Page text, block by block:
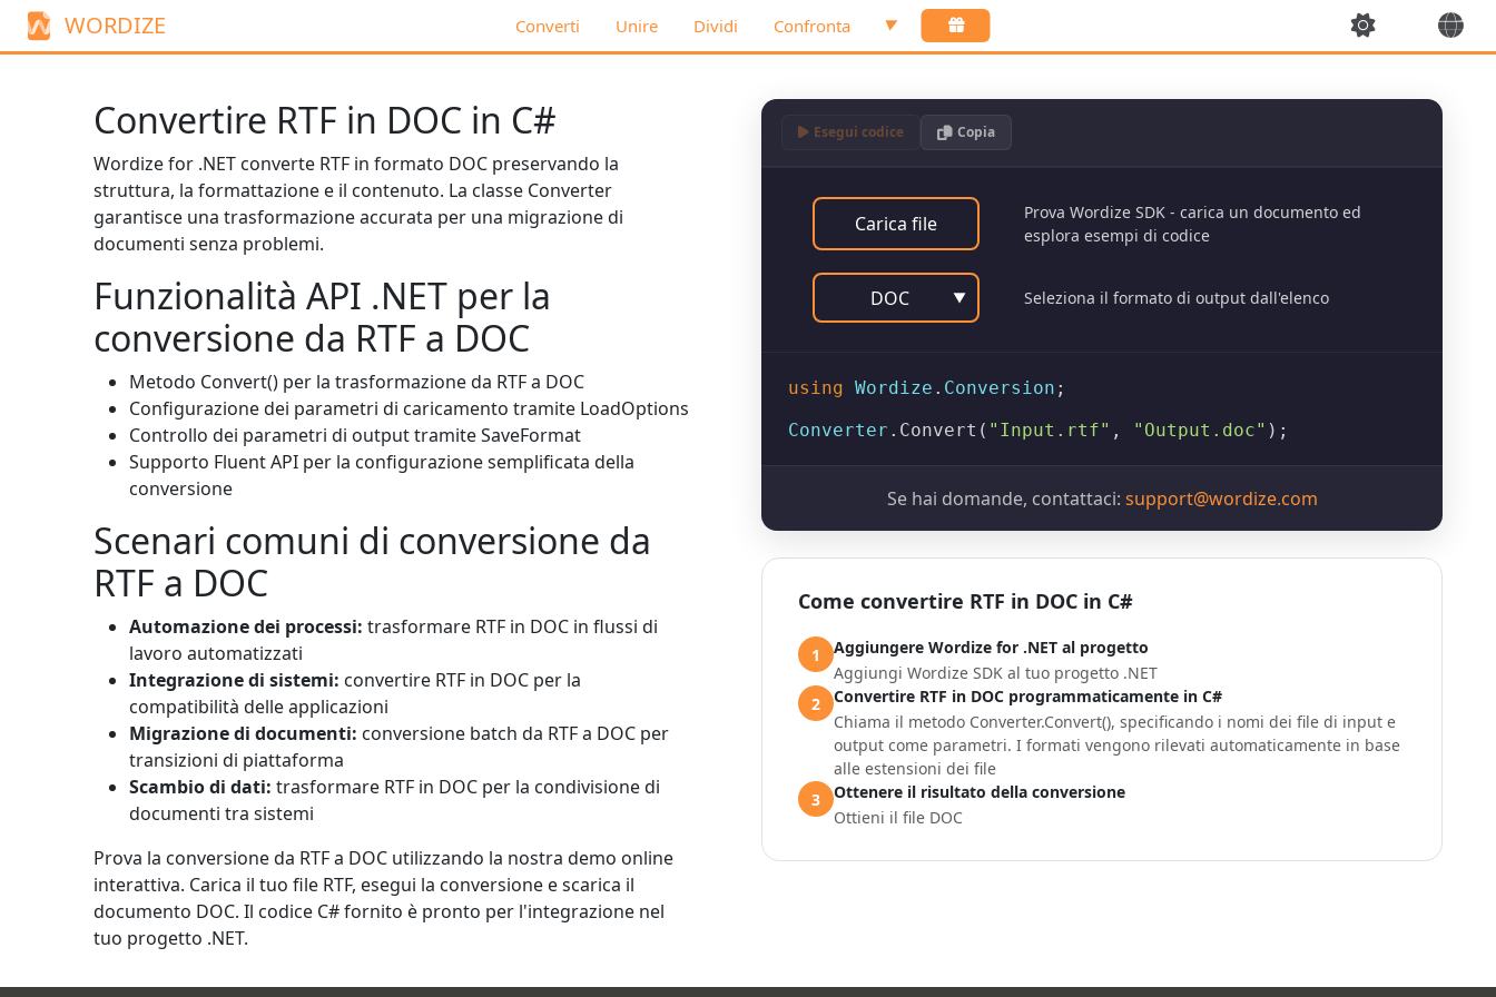
WORDIZE Converti Unire Dividi Confronta ▼
Convertire RTF in DOC in C#
Wordize for .NET converte RTF in formato DOC preservando la
struttura, la formattazione e il contenuto. La classe Converter
garantisce una trasformazione accurata per una migrazione di
documenti senza problemi.
Funzionalità API .NET per la
conversione da RTF a DOC
Metodo Convert() per la trasformazione da RTF a DOC
Configurazione dei parametri di caricamento tramite LoadOptions
Controllo dei parametri di output tramiteSaveFormat
Supporto Fluent API per la configurazione semplificata della
conversione
Scenari comuni di conversione da
RTF a DOC
Automazione dei processi: trasformare RTF in DOC in flussi di
lavoro automatizzati
Integrazione di sistemi: convertire RTF in DOC per la
compatibilità delle applicazioni
Migrazione di documenti: conversione batch da RTF a DOC per
transizioni di piattaforma
Scambio di dati: trasformare RTF in DOC per la condivisione di
documenti tra sistemi
Prova la conversione da RTF a DOC utilizzando la nostra demo online
interattiva. Carica il tuo file RTF, esegui la conversione e scarica il
documento DOC. Il codice C# fornito è pronto per l'integrazione nel
tuo progetto .NET.
Esegui codice Copia
Carica file
Prova Wordize SDK - carica un documento ed
esplora esempi di codice
DOC ▼ Seleziona il formato di output dall'elenco
using Wordize . Conversion ;
Converter . Convert ( "Input.rtf" , "Output.doc" );
Se hai domande, contattaci: support@wordize.com
Come convertire RTF in DOC in C#
1
Aggiungere Wordize for .NET al progetto
Aggiungi Wordize SDK al tuo progetto .NET
2
Convertire RTF in DOC programmaticamente in C#
Chiama il metodo Converter.Convert(), specificando i nomi dei file di input e
output come parametri. I formati vengono rilevati automaticamente in base
alle estensioni dei file
3
Ottenere il risultato della conversione
Ottieni il file DOC